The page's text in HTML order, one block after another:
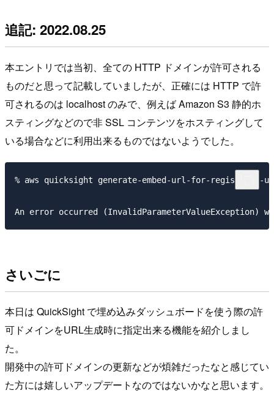
追記: 2022.08.25
本エントリでは当初、全ての HTTP ドメインが許可される
ものだと思って記載していましたが、正確には HTTP で許
可されるのは localhost のみで、例えば Amazon S3 静的ホ
スティングなどので非 SSL コンテンツをホスティングして
いる場合などに利用出来るものではないようでした。
% aws quicksight generate-embed-url-for-registered-
さいごに
本日は QuickSight で埋め込みダッシュボードを使う際の許
可ドメインをURL生成時に指定出来る機能を紹介しまし
た。
開発中の許可ドメインの更新などが煩雑だったなと感じてい
た方には嬉しいアップデートなのではないかなと思います。